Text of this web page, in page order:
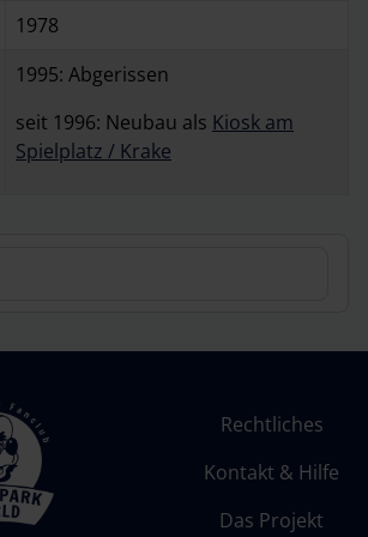
1978
1995: Abgerissen
seit 1996: Neubau als Kiosk am
Spielplatz / Krake
Rechtliches
Kontakt & Hilfe
Das Projekt